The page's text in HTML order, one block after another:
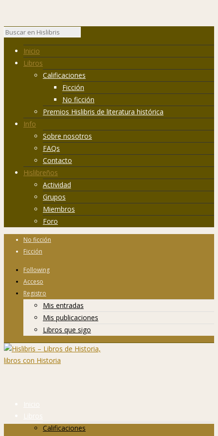
Inicio
Libros
Calificaciones
Ficción
No ficción
Premios Hislibris de literatura histórica
Info
Sobre nosotros
FAQs
Contacto
Hislibreños
Actividad
Grupos
Miembros
Foro
No ficción
Ficción
Following
Acceso
Registro
Mis entradas
Mis publicaciones
Libros que sigo
Inicio
Libros
Calificaciones